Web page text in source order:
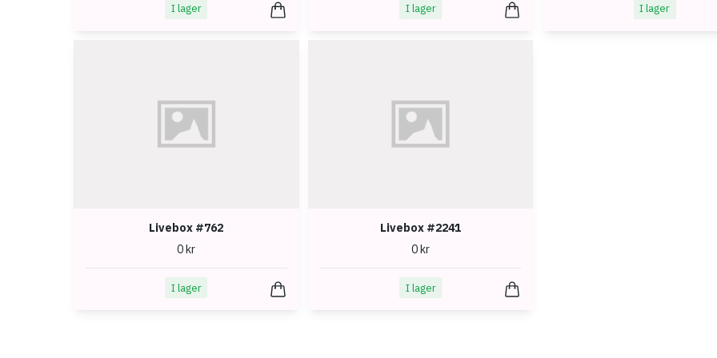
I lager I lager I lager
Livebox #762
0 kr
I lager
Livebox #2241
0 kr
I lager